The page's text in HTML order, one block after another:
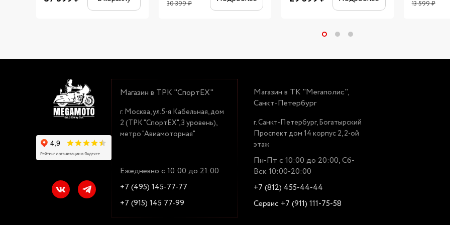
30 399₽ 13 599₽
Магазин в ТРК "СпортЕХ"
г. Москва, ул.5-я Кабельная, дом
2 (ТРК "СпортЕХ", 3 уровень),
метро "Авиамоторная"
Ежедневно с 10:00 до 21:00
+7 (495) 145-77-77
+7 (915) 145 77-99
Магазин в ТК "Мегаполис",
Санкт-Петербург
г. Санкт-Петербург, Богатырский
Проспект дом 14 корпус 2, 2-ой
этаж
Пн-Пт с 10:00 до 20:00, Сб-
Вск 10:00-20:00
+7 (812) 455-44-44
Сервис +7 (911) 111-75-58